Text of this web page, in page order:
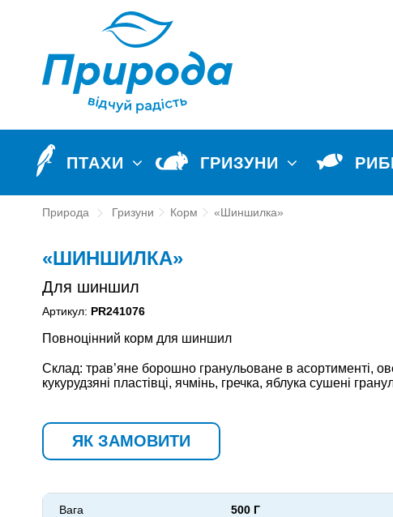
ПТАХИ ГРИЗУНИ
Природа Гризуни Корм «Шиншилка»
«ШИНШИЛКА»
Для шиншил
Артикул: PR241076
Повноцінний корм для шиншил
Склад: трав’яне борошно гранульоване в асортименті,
кукурудзяні пластівці, ячмінь, гречка, яблука сушені
ЯК ЗАМОВИТИ
Вага 500 Г